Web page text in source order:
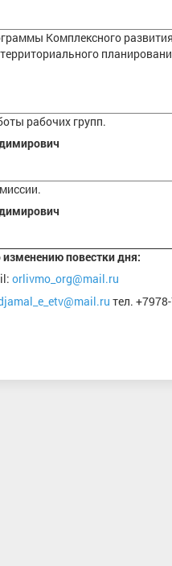
Комплексного развития
рабочих групп.
повестки дня:
orlivmo_org@mail.ru
тел.